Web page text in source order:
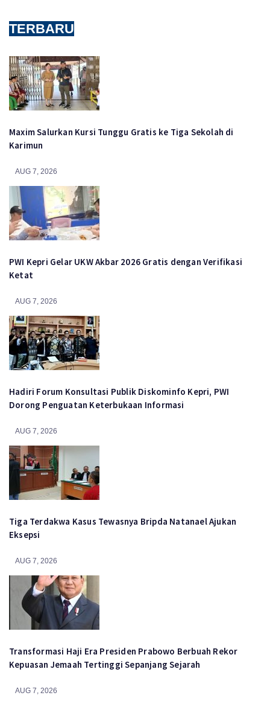
TERBARU
Maxim Salurkan Kursi Tunggu Gratis ke Tiga Sekolah di
Karimun
AUG 7, 2026
PWI Kepri Gelar UKW Akbar 2026 Gratis dengan Verifikasi
Ketat
AUG 7, 2026
Hadiri Forum Konsultasi Publik Diskominfo Kepri, PWI
Dorong Penguatan Keterbukaan Informasi
AUG 7, 2026
Tiga Terdakwa Kasus Tewasnya Bripda Natanael Ajukan
Eksepsi
AUG 7, 2026
Transformasi Haji Era Presiden Prabowo Berbuah Rekor
Kepuasan Jemaah Tertinggi Sepanjang Sejarah
AUG 7, 2026